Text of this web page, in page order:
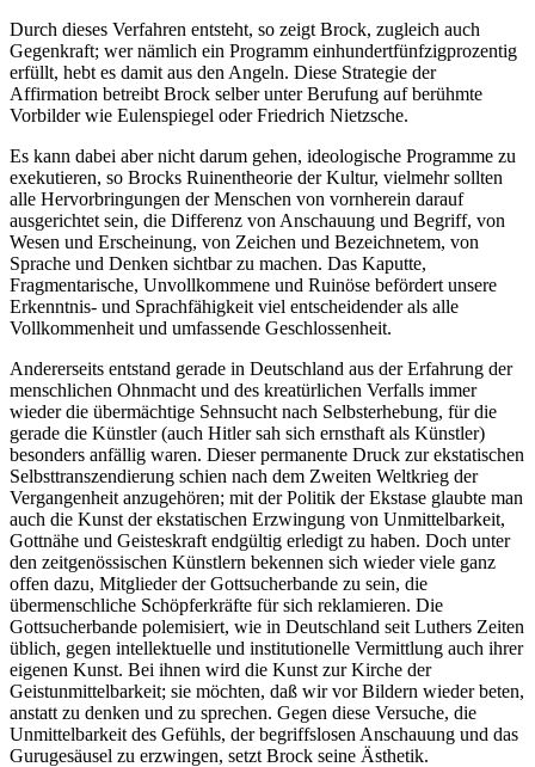
Durch dieses Verfahren entsteht, so zeigt Brock, zugleich auch
Gegenkraft; wer nämlich ein Programm einhundertfünfzigprozentig
erfüllt, hebt es damit aus den Angeln. Diese Strategie der
Affirmation betreibt Brock selber unter Berufung auf berühmte
Vorbilder wie Eulenspiegel oder Friedrich Nietzsche.
Es kann dabei aber nicht darum gehen, ideologische Programme zu
exekutieren, so Brocks Ruinentheorie der Kultur, vielmehr sollten
alle Hervorbringungen der Menschen von vornherein darauf
ausgerichtet sein, die Differenz von Anschauung und Begriff, von
Wesen und Erscheinung, von Zeichen und Bezeichnetem, von
Sprache und Denken sichtbar zu machen. Das Kaputte,
Fragmentarische, Unvollkommene und Ruinöse befördert unsere
Erkenntnis- und Sprachfähigkeit viel entscheidender als alle
Vollkommenheit und umfassende Geschlossenheit.
Andererseits entstand gerade in Deutschland aus der Erfahrung der
menschlichen Ohnmacht und des kreatürlichen Verfalls immer
wieder die übermächtige Sehnsucht nach Selbsterhebung, für die
gerade die Künstler (auch Hitler sah sich ernsthaft als Künstler)
besonders anfällig waren. Dieser permanente Druck zur ekstatischen
Selbsttranszendierung schien nach dem Zweiten Weltkrieg der
Vergangenheit anzugehören; mit der Politik der Ekstase glaubte man
auch die Kunst der ekstatischen Erzwingung von Unmittelbarkeit,
Gottnähe und Geisteskraft endgültig erledigt zu haben. Doch unter
den zeitgenössischen Künstlern bekennen sich wieder viele ganz
offen dazu, Mitglieder der Gottsucherbande zu sein, die
übermenschliche Schöpferkräfte für sich reklamieren. Die
Gottsucherbande polemisiert, wie in Deutschland seit Luthers Zeiten
üblich, gegen intellektuelle und institutionelle Vermittlung auch ihrer
eigenen Kunst. Bei ihnen wird die Kunst zur Kirche der
Geistunmittelbarkeit; sie möchten, daß wir vor Bildern wieder beten,
anstatt zu denken und zu sprechen. Gegen diese Versuche, die
Unmittelbarkeit des Gefühls, der begriffslosen Anschauung und das
Gurugesäusel zu erzwingen, setzt Brock seine Ästhetik.